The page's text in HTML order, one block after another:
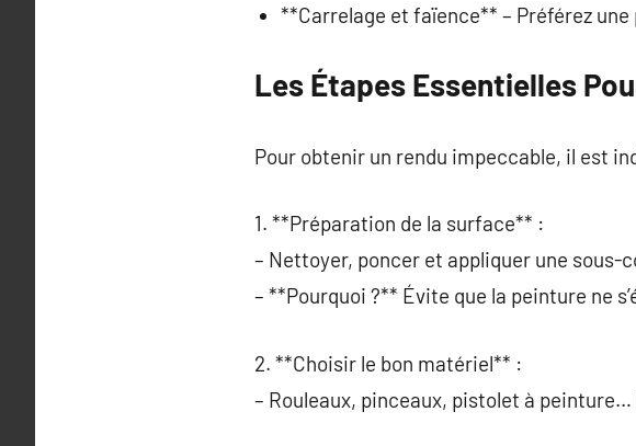
**Carrelage et faïence** – Préférez
Les Étapes Essentielles
Pour obtenir un rendu impeccable, il est
1. **Préparation de la surface** :
– Nettoyer, poncer et appliquer une sous-
– **Pourquoi ?** Évite que la peinture ne
2. **Choisir le bon matériel** :
– Rouleaux, pinceaux, pistolet à